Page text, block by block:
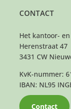
CONTACT
Het kantoor-
Herenstraat 47
3431 CW
KvK-nummer:
IBAN: NL95
Contact